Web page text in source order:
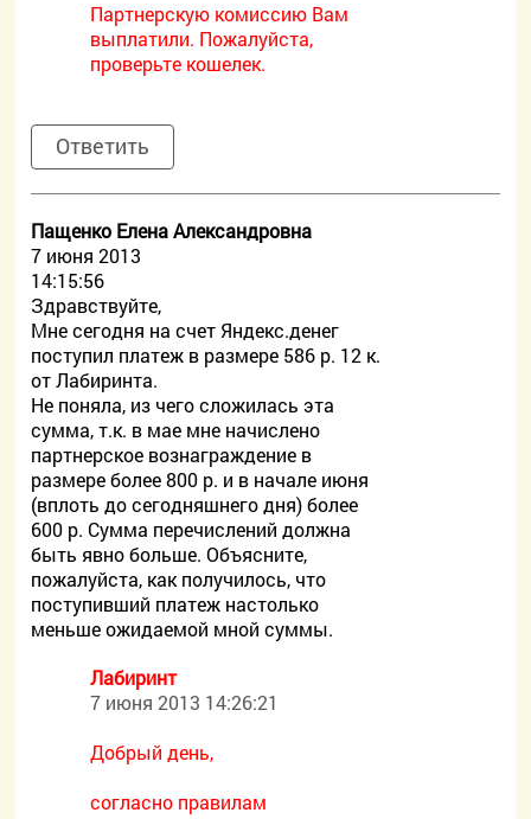
Партнерскую комиссию Вам
выплатили. Пожалуйста,
проверьте кошелек.
Ответить
Пащенко Елена Александровна
7 июня 2013
14:15:56
Здравствуйте,
Мне сегодня на счет Яндекс.денег
поступил платеж в размере 586 р. 12 к.
от Лабиринта.
Не поняла, из чего сложилась эта
сумма, т.к. в мае мне начислено
партнерское вознаграждение в
размере более 800 р. и в начале июня
(вплоть до сегодняшнего дня) более
600 р. Сумма перечислений должна
быть явно больше. Объясните,
пожалуйста, как получилось, что
поступивший платеж настолько
меньше ожидаемой мной суммы.
Лабиринт
7 июня 2013 14:26:21
Добрый день,
согласно правилам